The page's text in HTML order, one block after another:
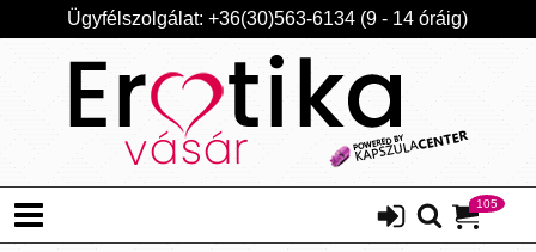
Ügyfélszolgálat: +36(30)563-6134 (9 - 14 óráig)
105